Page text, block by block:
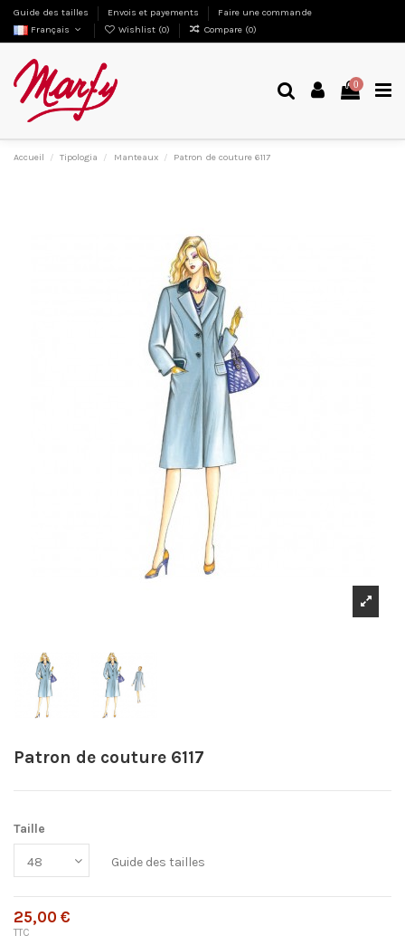
Guide des tailles Envois et payements
Faire une commande
Français
Wishlist (0) Compare (0)
0
Accueil Tipologia Manteaux Patron de couture 6117
Patron de couture 6117
Taille
Guide des tailles
25,00 €
TTC